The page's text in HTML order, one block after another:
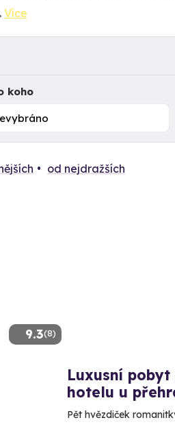
Více
koho
od nejdražších
9.3(8)
Luxusní
hotelu u
Pět hvězdiček